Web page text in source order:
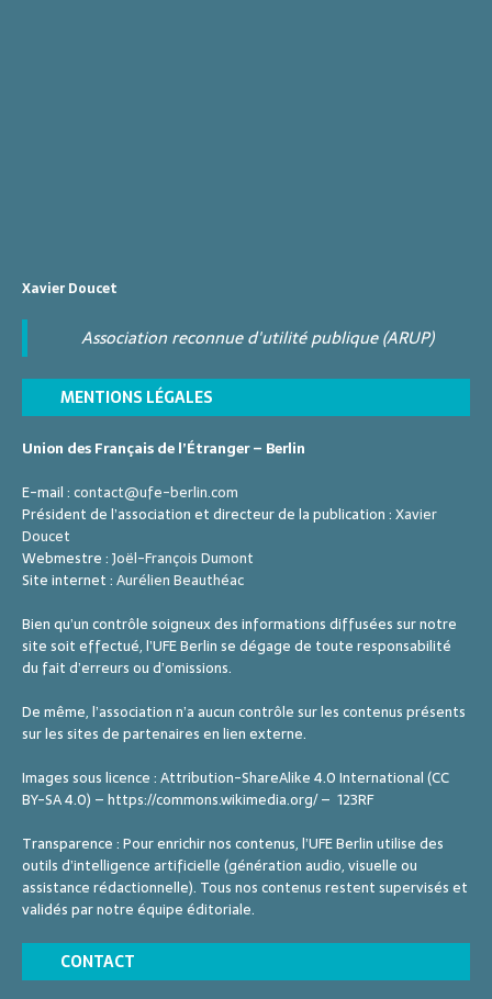
Xavier Doucet
Association reconnue d'utilité publique (ARUP)
MENTIONS LÉGALES
Union des Français de l’Étranger – Berlin
E-mail :contact@ufe-berlin.com
Président de l’association et directeur de la publication :Xavier
Doucet
Webmestre :Joël-François Dumont
Site internet :Aurélien Beauthéac
Bien qu’un contrôle soigneux des informations diffusées sur notre
site soit effectué, l’UFE Berlin se dégage de toute responsabilité
du fait d’erreurs ou d’omissions.
De même, l’association n’a aucun contrôle sur les contenus présents
sur les sites de partenaires en lien externe.
Images sous licence : Attribution-ShareAlike 4.0 International (CC
BY-SA 4.0) – https://commons.wikimedia.org/ – 123RF
Transparence : Pour enrichir nos contenus, l’UFE Berlin utilise des
outils d’intelligence artificielle (génération audio, visuelle ou
assistance rédactionnelle). Tous nos contenus restent supervisés et
validés par notre équipe éditoriale.
CONTACT